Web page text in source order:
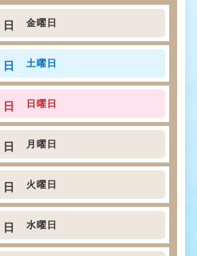
日 金曜日
日 土曜日
日 日曜日
日 月曜日
日 火曜日
日 水曜日